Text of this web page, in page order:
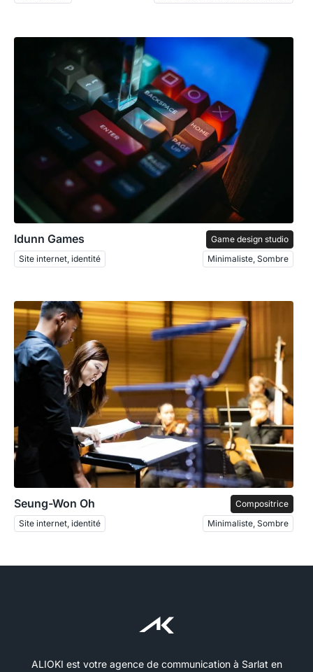
Idunn Games
Game design studio
Site internet, identité
Minimaliste, Sombre
Seung-Won Oh
Compositrice
Site internet, identité
Minimaliste, Sombre
ALIOKI est votre agence de communication à Sarlat en